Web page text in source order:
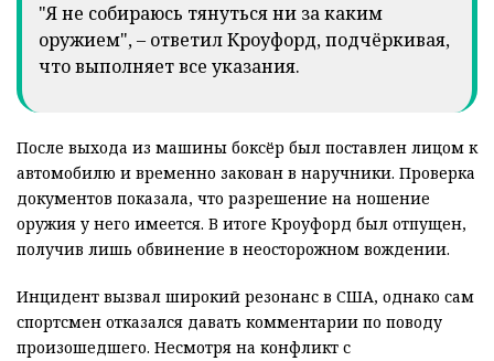
"Я не собираюсь тянуться ни за каким
оружием", – ответил Кроуфорд, подчёркивая,
что выполняет все указания.
После выхода из машины боксёр был поставлен лицом к
автомобилю и временно закован в наручники. Проверка
документов показала, что разрешение на ношение
оружия у него имеется. В итоге Кроуфорд был отпущен,
получив лишь обвинение в неосторожном вождении.
Инцидент вызвал широкий резонанс в США, однако сам
спортсмен отказался давать комментарии по поводу
произошедшего. Несмотря на конфликт с